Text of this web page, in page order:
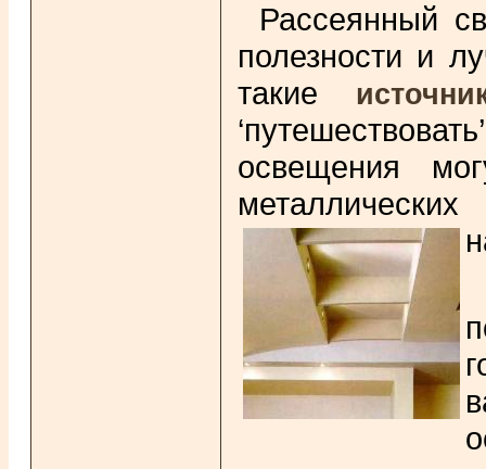
Рассеянный
полезности и
такие
освещения